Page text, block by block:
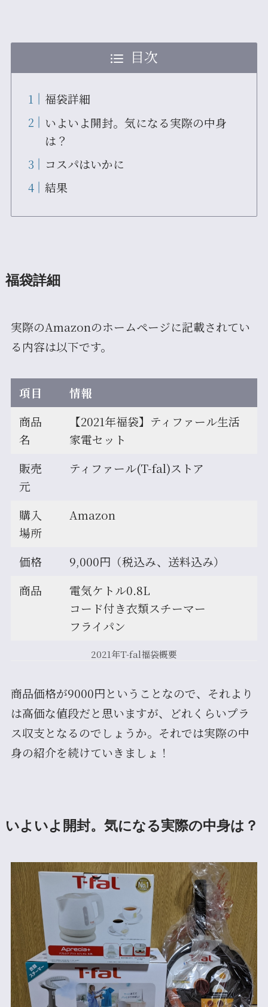
目次
福袋詳細
いよいよ開封。気になる実際の中身
は？
コスパはいかに
結果
福袋詳細
実際のAmazonのホームページに記載されてい
る内容は以下です。
項目
情報
商品
名
【2021年福袋】ティファール生活
家電セット
販売
元
ティファール(T-fal)ストア
購入
場所
Amazon
価格
9,000円（税込み、送料込み）
商品
電気ケトル0.8L
コード付き衣類スチーマー
フライパン
2021年T-fal福袋概要
商品価格が9000円ということなので、それより
は高価な値段だと思いますが、どれくらいプラ
ス収支となるのでしょうか。それでは実際の中
身の紹介を続けていきましょ！
いよいよ開封。気になる実際の中身は？